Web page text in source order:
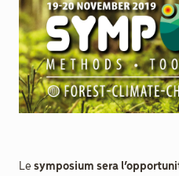
Le symposium sera